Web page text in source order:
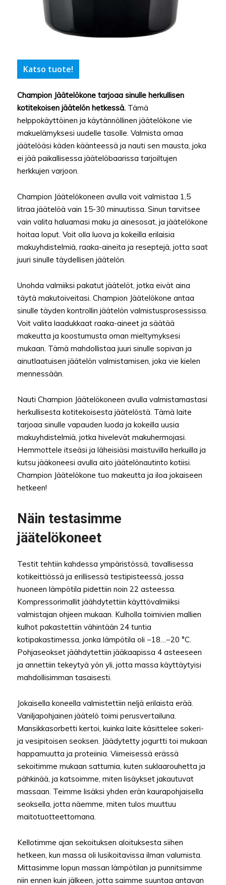
Katso tuote!
Champion Jäätelökone tarjoaa sinulle herkullisen
kotitekoisen jäätelön hetkessä. Tämä
helppokäyttöinen ja käytännöllinen jäätelökone vie
makuelämyksesi uudelle tasolle. Valmista omaa
jäätelöäsi käden käänteessä ja nauti sen mausta, joka
ei jää paikallisessa jäätelöbaarissa tarjoiltujen
herkkujen varjoon.
Champion Jäätelökoneen avulla voit valmistaa 1,5
litraa jäätelöä vain 15-30 minuutissa. Sinun tarvitsee
vain valita haluamasi maku ja ainesosat, ja jäätelökone
hoitaa loput. Voit olla luova ja kokeilla erilaisia
makuyhdistelmiä, raaka-aineita ja reseptejä, jotta saat
juuri sinulle täydellisen jäätelön.
Unohda valmiiksi pakatut jäätelöt, jotka eivät aina
täytä makutoiveitasi. Champion Jäätelökone antaa
sinulle täyden kontrollin jäätelön valmistusprosessissa.
Voit valita laadukkaat raaka-aineet ja säätää
makeutta ja koostumusta oman mieltymyksesi
mukaan. Tämä mahdollistaa juuri sinulle sopivan ja
ainutlaatuisen jäätelön valmistamisen, joka vie kielen
mennessään.
Nauti Champion Jäätelökoneen avulla valmistamastasi
herkullisesta kotitekoisesta jäätelöstä. Tämä laite
tarjoaa sinulle vapauden luoda ja kokeilla uusia
makuyhdistelmiä, jotka hivelevät makuhermojasi.
Hemmottele itseäsi ja läheisiäsi maistuvilla herkuilla ja
kutsu jääkoneesi avulla aito jäätelönautinto kotiisi.
Champion Jäätelökone tuo makeutta ja iloa jokaiseen
hetkeen!
Näin testasimme
jäätelökoneet
Testit tehtiin kahdessa ympäristössä, tavallisessa
kotikeittiössä ja erillisessä testipisteessä, jossa
huoneen lämpötila pidettiin noin 22 asteessa.
Kompressorimallit jäähdytettiin käyttövalmiiksi
valmistajan ohjeen mukaan. Kulholla toimivien mallien
kulhot pakastettiin vähintään 24 tuntia
kotipakastimessa, jonka lämpötila oli −18…−20 °C.
Pohjaseokset jäähdytettiin jääkaapissa 4 asteeseen
ja annettiin tekeytyä yön yli, jotta massa käyttäytyisi
mahdollisimman tasaisesti.
Jokaisella koneella valmistettiin neljä erilaista erää.
Vaniljapohjainen jäätelö toimi perusvertailuna.
Mansikkasorbetti kertoi, kuinka laite käsittelee sokeri-
ja vesipitoisen seoksen. Jäädytetty jogurtti toi mukaan
happamuutta ja proteiinia. Viimeisessä erässä
sekoitimme mukaan sattumia, kuten suklaarouhetta ja
pähkinää, ja katsoimme, miten lisäykset jakautuvat
massaan. Teimme lisäksi yhden erän kaurapohjaisella
seoksella, jotta näemme, miten tulos muuttuu
maitotuotteettomana.
Kellotimme ajan sekoituksen aloituksesta siihen
hetkeen, kun massa oli lusikoitavissa ilman valumista.
Mittasimme lopun massan lämpötilan ja punnitsimme
niin ennen kuin jälkeen, jotta saimme suuntaa antavan